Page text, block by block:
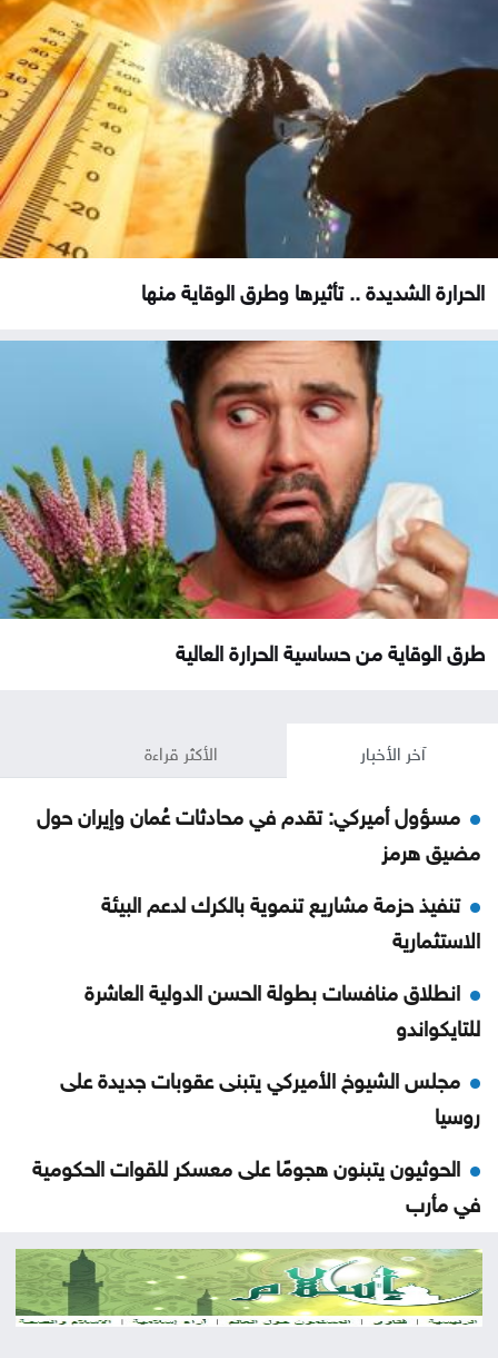
الحرارة الشديدة .. تأثيرها وطرق الوقاية منها
طرق الوقاية من حساسية الحرارة العالية
آخر الأخبار الأكثر قراءة
مسؤول أميركي: تقدم في محادثات عُمان وإيران حول
مضيق هرمز
تنفيذ حزمة مشاريع تنموية بالكرك لدعم البيئة
الاستثمارية
انطلاق منافسات بطولة الحسن الدولية العاشرة
للتايكواندو
مجلس الشيوخ الأميركي يتبنى عقوبات جديدة على
روسيا
الحوثيون يتبنون هجومًا على معسكر للقوات الحكومية
في مأرب
عقوبات أميركية تستهدف منصات عملات رقمية
مرتبطة بتمويل الحرس الثوري